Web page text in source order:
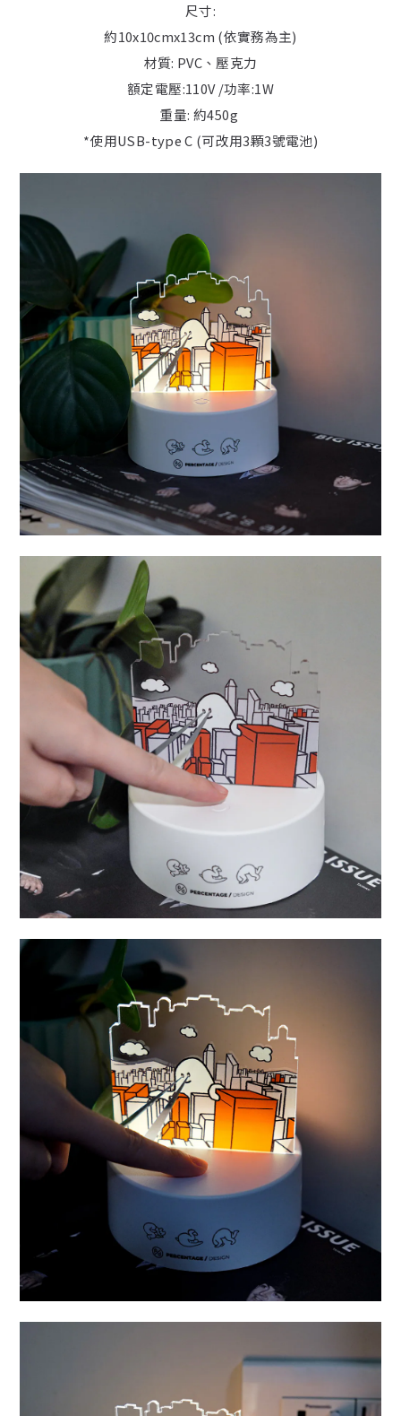
尺寸:
約10x10cmx13cm (依實務為主)
材質: PVC、壓克力
額定電壓:110V /功率:1W
重量: 約450g
*使用USB-type C (可改用3顆3號電池)